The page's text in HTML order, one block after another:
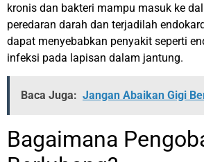
kronis dan bakteri mampu masuk ke
peredaran darah dan terjadilah
dapat menyebabkan penyakit seperti
infeksi pada lapisan dalam jantung.
Baca Juga: Jangan Abaikan Gigi
Bagaimana